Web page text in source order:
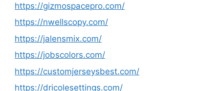
https://gizmospacepro.com/
https://nwellscopy.com/
https://jalensmix.com/
https://jobscolors.com/
https://customjerseysbest.com/
https://dricolesettings.com/